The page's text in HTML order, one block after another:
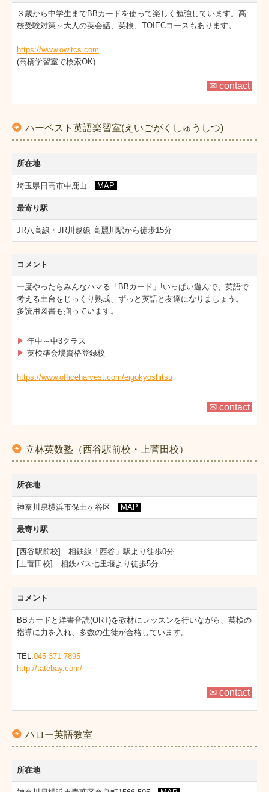
３歳から中学生までBBカードを使って楽しく勉強しています。高
校受験対策～大人の英会話、英検、TOIECコースもあります。
https://www.owltcs.com
(高橋学習室で検索OK)
✉ contact
ハーベスト英語楽習室(えいごがくしゅうしつ)
所在地
埼玉県日高市中鹿山 MAP
最寄り駅
JR八高線・JR川越線 高麗川駅から徒歩15分
コメント
一度やったらみんなハマる「BBカード」!いっぱい遊んで、英語で
考える土台をじっくり熟成、ずっと英語と友達になりましょう。
多読用図書も揃っています。
▶ 年中～中3クラス
▶ 英検準会場資格登録校
https://www.officeharvest.com/eigokyoshitsu
✉ contact
立林英数塾（西谷駅前校・上菅田校）
所在地
神奈川県横浜市保土ヶ谷区 MAP
最寄り駅
[西谷駅前校] 相鉄線「西谷」駅より徒歩0分
[上菅田校] 相鉄バス七里堰より徒歩5分
コメント
BBカードと洋書音読(ORT)を教材にレッスンを行いながら、英検の
指導に力を入れ、多数の生徒が合格しています。
TEL:045-371-7895
http://tatebay.com/
✉ contact
ハロー英語教室
所在地